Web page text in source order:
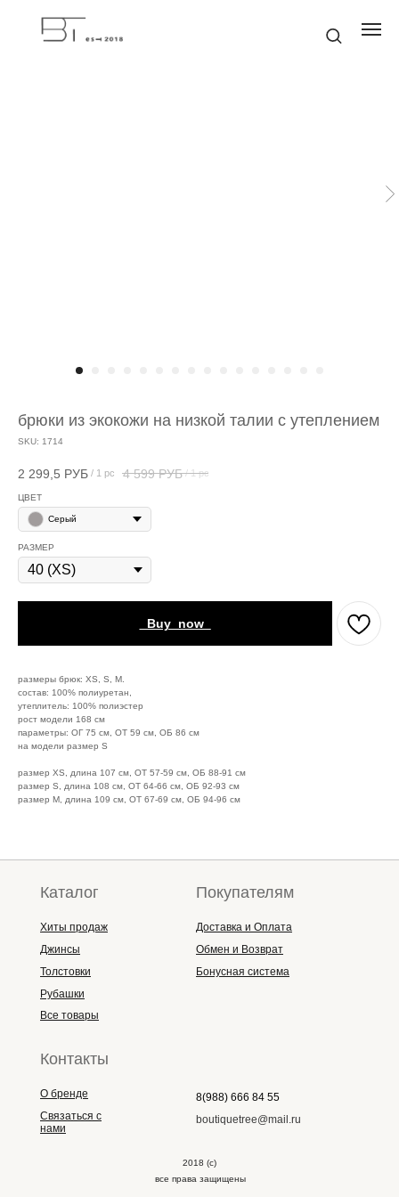
брюки из экокожи на низкой талии с утеплением
SKU: 1714
2 299,5 РУБ / 1 pc 4 599 РУБ / 1 pc
ЦВЕТ
Серый
РАЗМЕР
_Buy_now_
размеры брюк: XS, S, M.
состав: 100% полиуретан,
утеплитель: 100% полиэстер
рост модели 168 см
параметры: ОГ 75 см, ОТ 59 см, ОБ 86 см
на модели размер S
размер XS, длина 107 см, ОТ 57-59 см, ОБ 88-91 см
размер S, длина 108 см, ОТ 64-66 см, ОБ 92-93 см
размер M, длина 109 см, ОТ 67-69 см, ОБ 94-96 см
8(988) 666 84 55
boutiquetree@mail.ru
2018 (с)
все права защищены
Каталог
Хиты продаж
Джинсы
Толстовки
Рубашки
Все товары
Доставка и Оплата
Обмен и Возврат
Бонусная система
О бренде
Связаться с
нами
Покупателям
Контакты